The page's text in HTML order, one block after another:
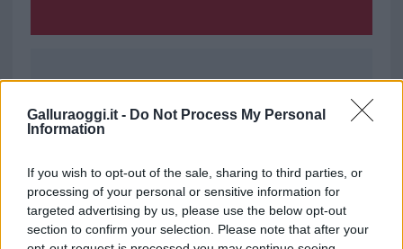
Galluraoggi.it - Do Not Process My Personal
Information
If you wish to opt-out of the sale, sharing to third parties, or
processing of your personal or sensitive information for
targeted advertising by us, please use the below opt-out
section to confirm your selection. Please note that after your
Condividi l'articolo